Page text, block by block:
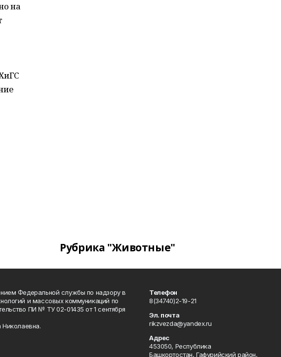
на
Рубрика "Животные"
Федеральной службы по надзору в
и массовых коммуникаций по
ПИ № ТУ 02-01435 от 1 сентября
Николаевна.
Телефон
8(34740)2-19-21
Эл. почта
rikzvezda@yandex.ru
Адрес
453050, Республика
Башкортостан, Гафурийский район,